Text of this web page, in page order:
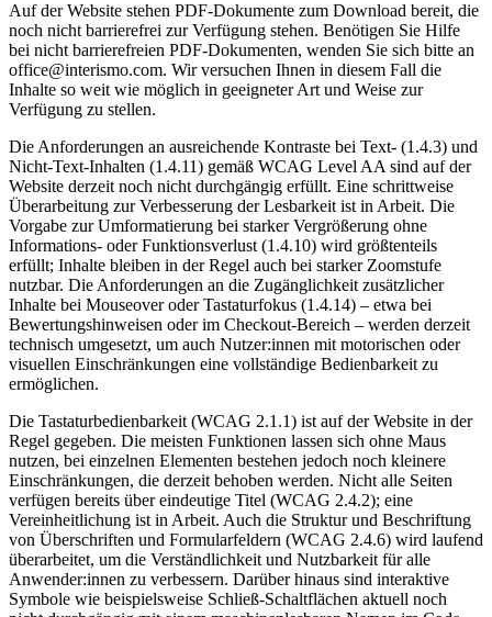
Auf der Website stehen PDF-Dokumente zum Download bereit, die
noch nicht barrierefrei zur Verfügung stehen. Benötigen Sie Hilfe
bei nicht barrierefreien PDF-Dokumenten, wenden Sie sich bitte an
office@interismo.com. Wir versuchen Ihnen in diesem Fall die
Inhalte so weit wie möglich in geeigneter Art und Weise zur
Verfügung zu stellen.
Die Anforderungen an ausreichende Kontraste bei Text- (1.4.3) und
Nicht-Text-Inhalten (1.4.11) gemäß WCAG Level AA sind auf der
Website derzeit noch nicht durchgängig erfüllt. Eine schrittweise
Überarbeitung zur Verbesserung der Lesbarkeit ist in Arbeit. Die
Vorgabe zur Umformatierung bei starker Vergrößerung ohne
Informations- oder Funktionsverlust (1.4.10) wird größtenteils
erfüllt; Inhalte bleiben in der Regel auch bei starker Zoomstufe
nutzbar. Die Anforderungen an die Zugänglichkeit zusätzlicher
Inhalte bei Mouseover oder Tastaturfokus (1.4.14) – etwa bei
Bewertungshinweisen oder im Checkout-Bereich – werden derzeit
technisch umgesetzt, um auch Nutzer:innen mit motorischen oder
visuellen Einschränkungen eine vollständige Bedienbarkeit zu
ermöglichen.
Die Tastaturbedienbarkeit (WCAG 2.1.1) ist auf der Website in der
Regel gegeben. Die meisten Funktionen lassen sich ohne Maus
nutzen, bei einzelnen Elementen bestehen jedoch noch kleinere
Einschränkungen, die derzeit behoben werden. Nicht alle Seiten
verfügen bereits über eindeutige Titel (WCAG 2.4.2); eine
Vereinheitlichung ist in Arbeit. Auch die Struktur und Beschriftung
von Überschriften und Formularfeldern (WCAG 2.4.6) wird laufend
überarbeitet, um die Verständlichkeit und Nutzbarkeit für alle
Anwender:innen zu verbessern. Darüber hinaus sind interaktive
Symbole wie beispielsweise Schließ-Schaltflächen aktuell noch